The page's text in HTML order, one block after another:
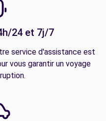
24 et 7j/7
service d'assistance est
vous garantir un voyage